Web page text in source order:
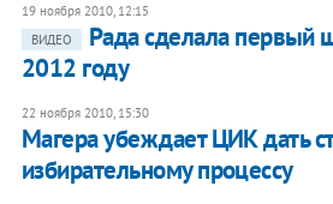
19 ноября 2010, 12:15
ВИДЕО
Рада сделала первый
2012 году
22 ноября 2010, 15:30
Магера убеждает ЦИК дать
избирательному процессу